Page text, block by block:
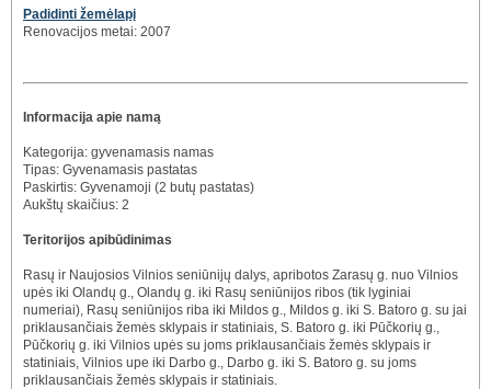
Padidinti žemėlapį
Renovacijos metai: 2007
Informacija apie namą
Kategorija: gyvenamasis namas
Tipas: Gyvenamasis pastatas
Paskirtis: Gyvenamoji (2 butų pastatas)
Aukštų skaičius: 2
Teritorijos apibūdinimas
Rasų ir Naujosios Vilnios seniūnijų dalys, apribotos Zarasų g. nuo Vilnios
upės iki Olandų g., Olandų g. iki Rasų seniūnijos ribos (tik lyginiai
numeriai), Rasų seniūnijos riba iki Mildos g., Mildos g. iki S. Batoro g. su jai
priklausančiais žemės sklypais ir statiniais, S. Batoro g. iki Pūčkorių g.,
Pūčkorių g. iki Vilnios upės su joms priklausančiais žemės sklypais ir
statiniais, Vilnios upe iki Darbo g., Darbo g. iki S. Batoro g. su joms
priklausančiais žemės sklypais ir statiniais.